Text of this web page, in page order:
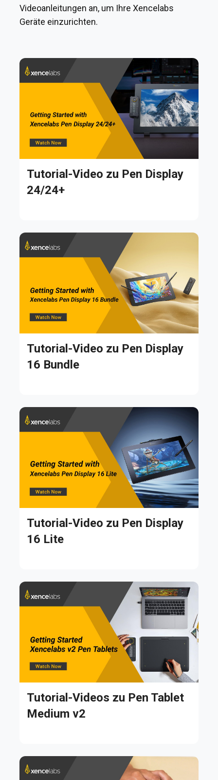
Videoanleitungen an, um Ihre Xencelabs
Geräte einzurichten.
Tutorial-Video zu Pen Display
24/24+
Tutorial-Video zu Pen Display
16 Bundle
Tutorial-Video zu Pen Display
16 Lite
Tutorial-Videos zu Pen Tablet
Medium v2